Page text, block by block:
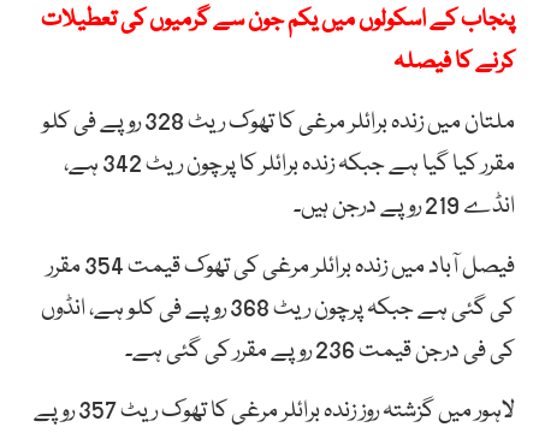
پنجاب کے اسکولوں میں یکم جون سے گرمیوں کی تعطیلات
کرنے کا فیصلہ
ملتان میں زندہ برائلر مرغی کا تھوک ریٹ 328 روپے فی کلو
مقرر کیا گیا ہے جبکہ زندہ برائلر کا پرچون ریٹ 342 ہے،
انڈے 219 روپے درجن ہیں۔
فیصل آباد میں زندہ برائلر مرغی کی تھوک قیمت 354 مقرر
کی گئی ہے جبکہ پرچون ریٹ 368 روپے فی کلو ہے، انڈوں
کی فی درجن قیمت 236 روپے مقرر کی گئی ہے۔
لاہور میں گزشتہ روز زندہ برائلر مرغی کا تھوک ریٹ 357 روپے